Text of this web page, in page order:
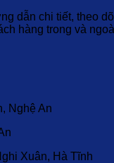
dẫn chi tiết, theo
hàng trong và
Nghệ An
Xuân, Hà Tĩnh